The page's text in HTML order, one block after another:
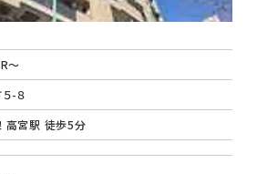
～
-８
高宮駅 徒歩5分